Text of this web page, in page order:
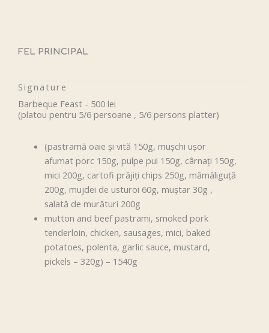
FEL PRINCIPAL
Signature
Barbeque Feast - 500 lei
(platou pentru 5/6 persoane , 5/6 persons platter)
(pastramă oaie și vită 150g, mușchi ușor
afumat porc 150g, pulpe pui 150g, cârnați 150g,
mici 200g, cartofi prăjiți chips 250g, mămăliguță
200g, mujdei de usturoi 60g, muștar 30g ,
salată de murături 200g
mutton and beef pastrami, smoked pork
tenderloin, chicken, sausages, mici, baked
potatoes, polenta, garlic sauce, mustard,
pickels – 320g) – 1540g